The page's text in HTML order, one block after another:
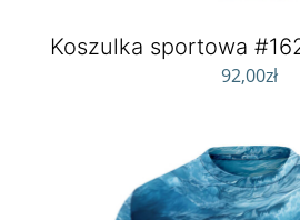
Koszulka sportowa
92,00zł